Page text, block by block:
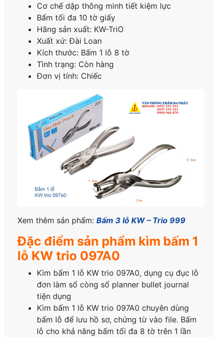
Cơ chế dập thông minh tiết kiệm lực
Bấm tối đa 10 tờ giấy
Hãng sản xuất: KW-TriO
Xuất xứ: Đài Loan
Kích thước: Bấm 1 lỗ 8 tờ
Tình trạng: Còn hàng
Đơn vị tính: Chiếc
Xem thêm sản phẩm:Bấm 3 lỗ KW – Trio 999
Đặc điểm sản phẩm kìm bấm 1
lỗ KW trio 097A0
️Kìm bấm 1 lỗ KW trio 097A0, dụng cụ đục lỗ
đơn làm sổ còng sổ planner bullet journal
tiện dụng
️️Kìm bấm 1 lỗ KW trio 097A0 chuyên dùng
bấm lỗ để lưu hồ sơ, chứng từ vào file. Bấm
lỗ cho khả năng bấm tối đa 8 tờ trên 1 lần